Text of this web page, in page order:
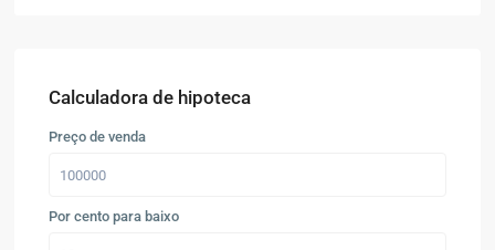
Calculadora de hipoteca
Preço de venda
Por cento para baixo